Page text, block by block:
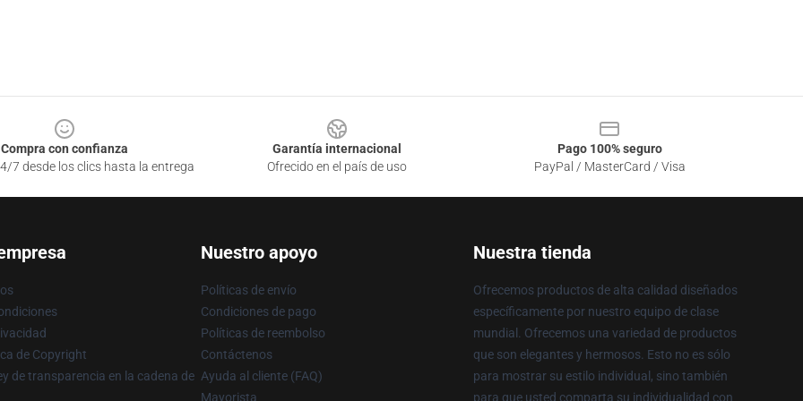
Compra con confianza
7 desde los clics hasta la entrega
Garantía internacional
Ofrecido en el país de uso
Pago 100% seguro
PayPal / MasterCard / Visa
de Copyright
de transparencia en la cadena de
Nuestro apoyo
Políticas de envío
Condiciones de pago
Políticas de reembolso
Contáctenos
Ayuda al cliente (FAQ)
Mayorista
Nuestra tienda
Ofrecemos productos de alta calidad diseñados
específicamente por nuestro equipo de clase
mundial. Ofrecemos una variedad de productos
que son elegantes y hermosos. Esto no es sólo
para mostrar su estilo individual, sino también
para que usted comparta su individualidad con